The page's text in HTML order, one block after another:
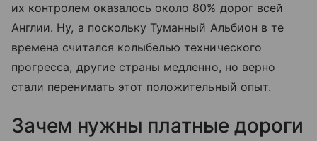
их контролем оказалось около 80% дорог всей
Англии. Ну, а поскольку Туманный Альбион в те
времена считался колыбелью технического
прогресса, другие страны медленно, но верно
стали перенимать этот положительный опыт.
Зачем нужны платные дороги